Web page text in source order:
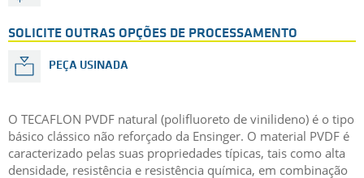
SOLICITE OUTRAS OPÇÕES DE PROCESSAMENTO
PEÇA USINADA
O TECAFLON PVDF natural (polifluoreto de vinilideno) é o tipo
básico clássico não reforçado da Ensinger. O material PVDF é
caracterizado pelas suas propriedades típicas, tais como alta
densidade, resistência e resistência química, em combinação